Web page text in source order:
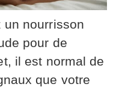
un nourrisson
pour de
il est normal de
que votre